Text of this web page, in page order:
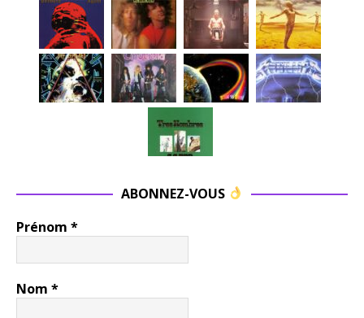
ABONNEZ-VOUS
Prénom *
Nom *